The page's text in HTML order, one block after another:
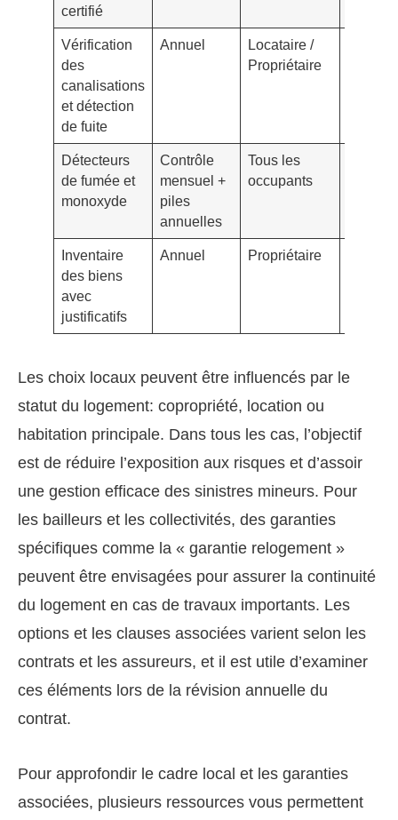
certifié
Vérification
des
canalisations
et détection
de fuite
Annuel
Locataire /
Propriétaire
Détecteurs
de fumée et
monoxyde
Contrôle
mensuel +
piles
annuelles
Tous les
occupants
Inventaire
des biens
avec
justificatifs
Annuel Propriétaire
Les choix locaux peuvent être influencés par le
statut du logement: copropriété, location ou
habitation principale. Dans tous les cas, l’objectif
est de réduire l’exposition aux risques et d’assoir
une gestion efficace des sinistres mineurs. Pour
les bailleurs et les collectivités, des garanties
spécifiques comme la « garantie relogement »
peuvent être envisagées pour assurer la continuité
du logement en cas de travaux importants. Les
options et les clauses associées varient selon les
contrats et les assureurs, et il est utile d’examiner
ces éléments lors de la révision annuelle du
contrat.
Pour approfondir le cadre local et les garanties
associées, plusieurs ressources vous permettent